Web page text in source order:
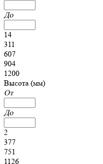
До
14
311
607
904
1200
Высота (мм)
От
До
2
377
751
1126